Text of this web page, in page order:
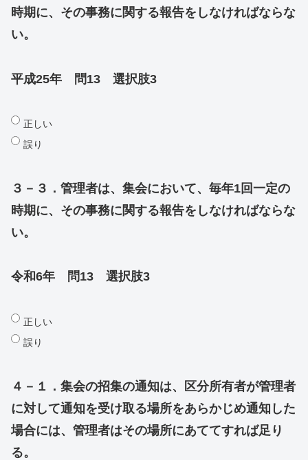
時期に、その事務に関する報告をしなければならな
い。
平成25年 問13 選択肢3
正しい
誤り
３－３．管理者は、集会において、毎年1回一定の
時期に、その事務に関する報告をしなければならな
い。
令和6年 問13 選択肢3
正しい
誤り
４－１． 集会の招集の通知は、区分所有者が管理者
に対して通知を受け取る場所をあらかじめ通知した
場合には、管理者はその場所にあててすれば足り
る。